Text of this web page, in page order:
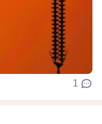
1